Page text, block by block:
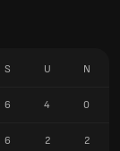
S U N
6 4 0
6 2 2